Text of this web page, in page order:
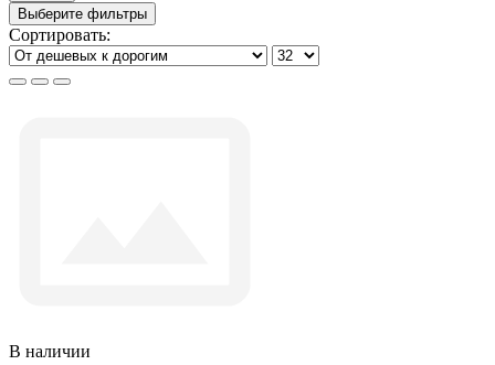
Выберите фильтры
Сортировать:
В наличии